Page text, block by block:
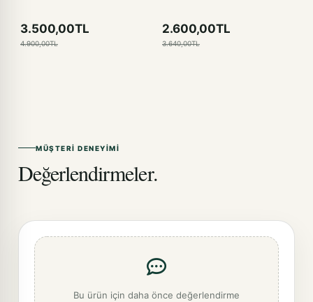
3.500,00TL
4.900,00TL
2.600,00TL
3.640,00TL
MÜŞTERI DENEYIMI
Değerlendirmeler.
Bu ürün için daha önce değerlendirme